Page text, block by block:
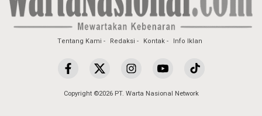
Tentang Kami Redaksi Kontak Info Iklan
Copyright ©2026 PT. Warta Nasional Network